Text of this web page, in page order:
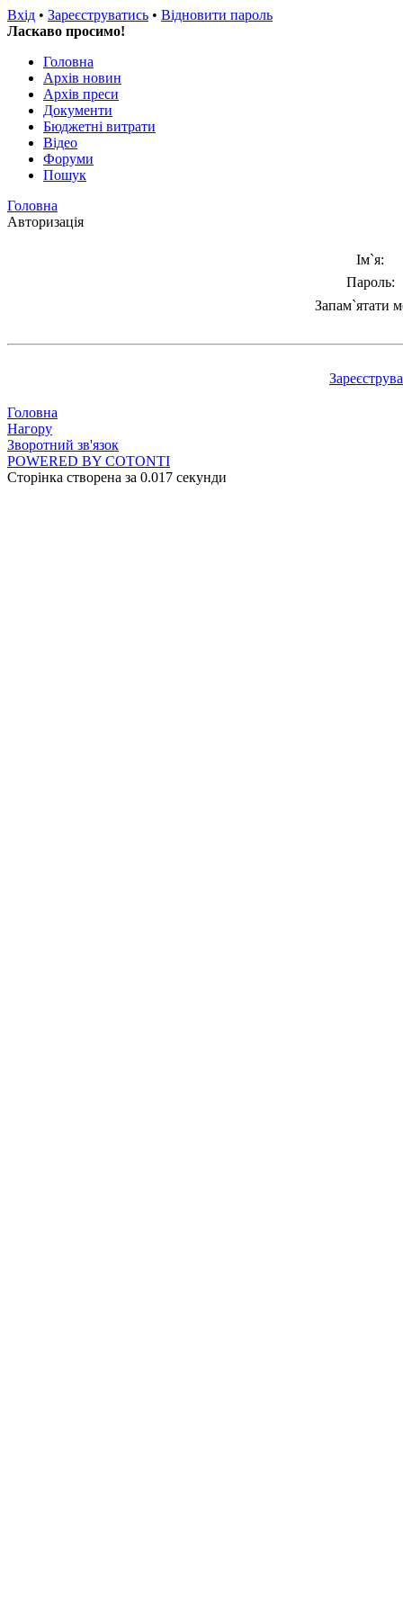
Вхід • Зареєструватись • Відновити пароль
Ласкаво просимо!
Головна
Архів новин
Архів преси
Документи
Бюджетні витрати
Відео
Форуми
Пошук
Головна
Авторизація
Ім`я:
Пароль:
Запам`ятати
Головна
Нагору
Зворотний зв'язок
POWERED BY COTONTI
Сторінка створена за 0.017 секунди